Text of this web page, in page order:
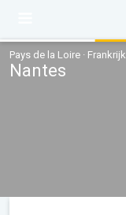
Pays de la Loire · Frankrijk
Nantes